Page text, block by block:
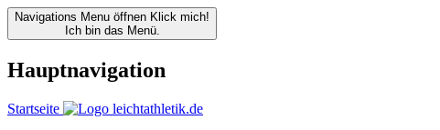
Navigations Menu öffnen Klick mich!
Ich bin das Menü.
Hauptnavigation
Startseite